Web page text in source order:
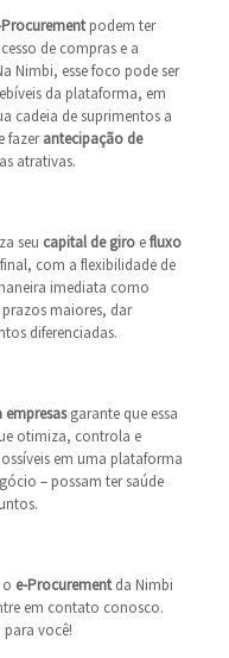
Procurementpodem ter
de compras e a
Nimbi, esse foco pode ser
da plataforma, em
cadeia de suprimentos a
fazerantecipação de
atrativas.
seu capital de giroefluxo
com a flexibilidade de
imediata como
maiores, dar
diferenciadas.
empresasgarante que essa
otimiza, controla e
em uma plataforma
– possam ter saúde
e-Procurementda Nimbi
em contato conosco.
para você!